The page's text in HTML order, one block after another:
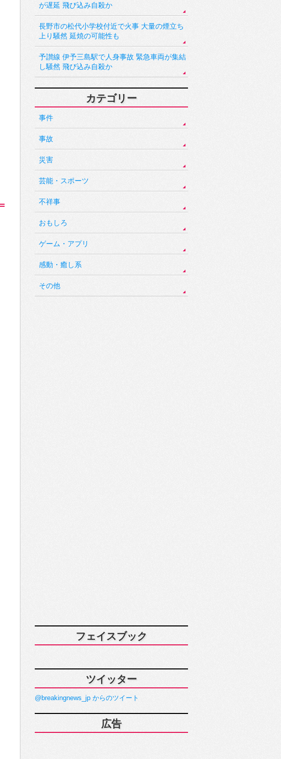
が遅延 飛び込み自殺か
長野市の松代小学校付近で火事 大量の煙立ち
上り騒然 延焼の可能性も
予讃線 伊予三島駅で人身事故 緊急車両が集結
し騒然 飛び込み自殺か
カテゴリー
事件
事故
災害
芸能・スポーツ
不祥事
おもしろ
ゲーム・アプリ
感動・癒し系
その他
フェイスブック
ツイッター
@breakingnews_jp からのツイート
広告